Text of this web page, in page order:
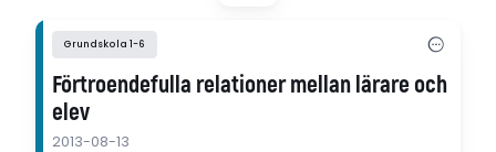
Grundskola 1-6
Förtroendefulla relationer mellan lärare och
elev
2013-08-13